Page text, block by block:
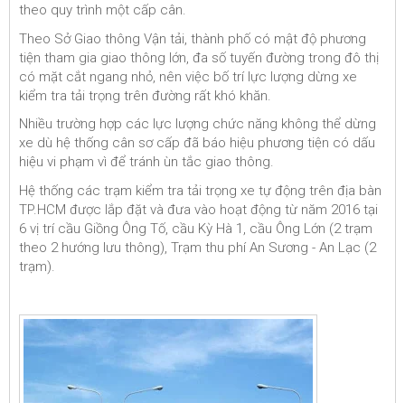
theo quy trình một cấp cân.
Theo Sở Giao thông Vận tải, thành phố có mật độ phương
tiện tham gia giao thông lớn, đa số tuyến đường trong đô thị
có mặt cắt ngang nhỏ, nên việc bố trí lực lượng dừng xe
kiểm tra tải trọng trên đường rất khó khăn.
Nhiều trường hợp các lực lượng chức năng không thể dừng
xe dù hệ thống cân sơ cấp đã báo hiệu phương tiện có dấu
hiệu vi phạm vì để tránh ùn tắc giao thông.
Hệ thống các trạm kiểm tra tải trọng xe tự động trên địa bàn
TP.HCM được lắp đặt và đưa vào hoạt động từ năm 2016 tại
6 vị trí cầu Giồng Ông Tố, cầu Kỳ Hà 1, cầu Ông Lớn (2 trạm
theo 2 hướng lưu thông), Trạm thu phí An Sương - An Lạc (2
trạm).